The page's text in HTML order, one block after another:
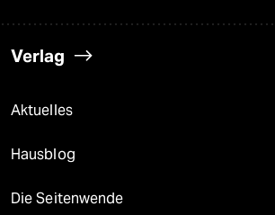
Verlag
Aktuelles
Hausblog
Die Seitenwende